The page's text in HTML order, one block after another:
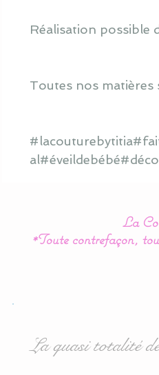
Réalisation possible
Toutes nos
La
*Toute contrefaçon,
La quasi totalité